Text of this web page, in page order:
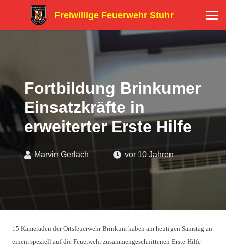
Freiwillige Feuerwehr Stuhr
Fortbildung Brinkumer
Einsatzkräfte in
erweiterter Erste Hilfe
Marvin Gerlach vor 10 Jahren
15 Kameraden der Ortsfeuerwehr Brinkum haben am heutigen Samstag an
einem speziell auf die Feuerwehr zusammengeschnittenen Erste-Hilfe-